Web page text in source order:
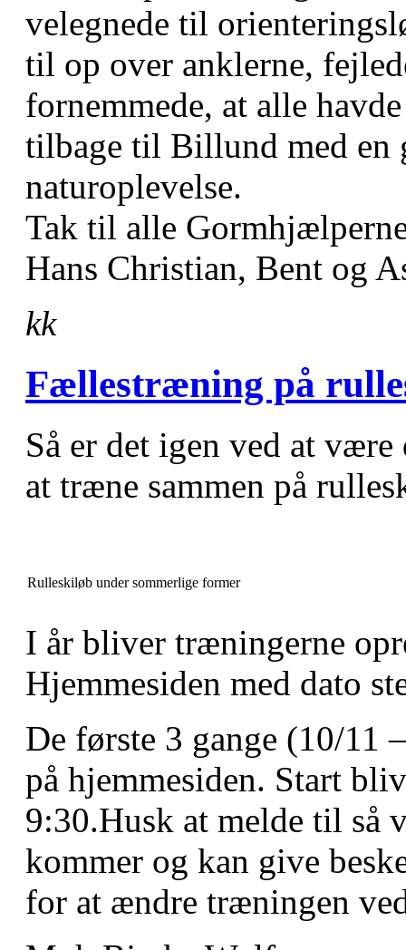
velegnede til
til op over anklerne,
fornemmede, at alle
tilbage til Billund med en
naturoplevelse.
Tak til alle
Hans Christian, Bent og
kk
Fællestræning på
Så er det igen ved at
at træne sammen på
Rulleskiløb under sommerlige former
I år bliver træningerne
Hjemmesiden med dato
De første 3 gange (10/11
på hjemmesiden. Start
9:30.Husk at melde til så
kommer og kan give
for at ændre træningen